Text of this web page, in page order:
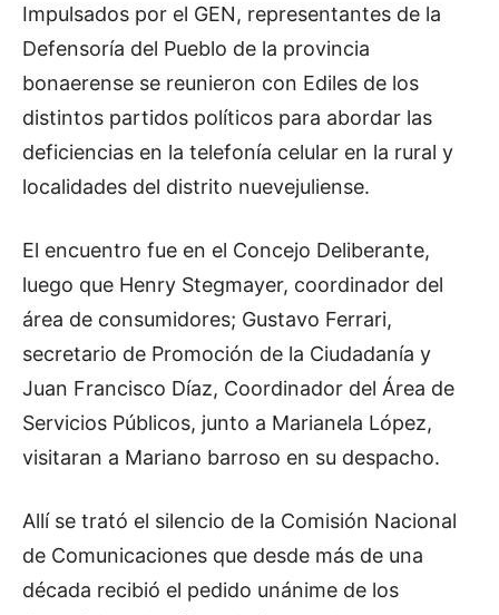
Impulsados por el GEN, representantes de la
Defensoría del Pueblo de la provincia
bonaerense se reunieron con Ediles de los
distintos partidos políticos para abordar las
deficiencias en la telefonía celular en la rural y
localidades del distrito nuevejuliense.
El encuentro fue en el Concejo Deliberante,
luego que Henry Stegmayer, coordinador del
área de consumidores; Gustavo Ferrari,
secretario de Promoción de la Ciudadanía y
Juan Francisco Díaz, Coordinador del Área de
Servicios Públicos, junto a Marianela López,
visitaran a Mariano barroso en su despacho.
Allí se trató el silencio de la Comisión Nacional
de Comunicaciones que desde más de una
década recibió el pedido unánime de los